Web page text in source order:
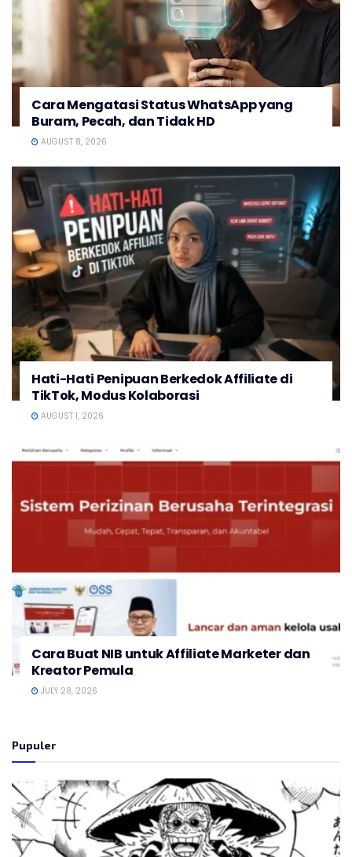
Cara Mengatasi Status WhatsApp yang
Buram, Pecah, dan Tidak HD
AUGUST 8, 2026
Hati-Hati Penipuan Berkedok Affiliate di
TikTok, Modus Kolaborasi
AUGUST 1, 2026
Cara Buat NIB untuk Affiliate Marketer dan
Kreator Pemula
JULY 28, 2026
Pupuler